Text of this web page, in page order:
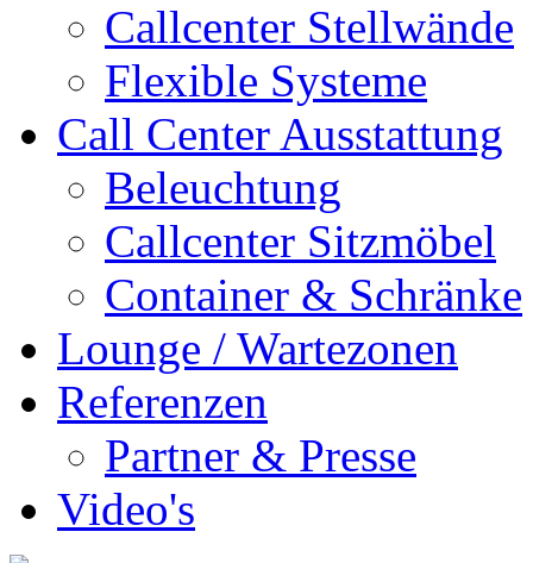
Callcenter Stellwände
Flexible Systeme
Call Center Ausstattung
Beleuchtung
Callcenter Sitzmöbel
Container & Schränke
Lounge / Wartezonen
Referenzen
Partner & Presse
Video's